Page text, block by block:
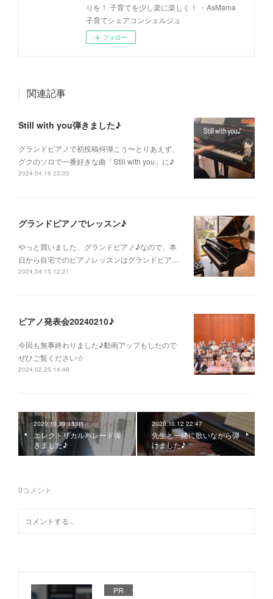
りを！ 子育てを少し楽に楽しく！ ・AsMama
子育てシェアコンシェルジュ
フォロー
関連記事
Still with you弾きました♪
グランドピアノで初投稿何弾こう〜とりあえず、
グクのソロで一番好きな曲「Still with you」に♪
2024.04.16 23:03
グランドピアノでレッスン♪
やっと買いました、グランドピアノ♪なので、本
日から自宅でのピアノレッスンはグランドピア…
2024.04.15 12:21
ピアノ発表会20240210♪
今回も無事終わりました♪動画アップもしたので
ぜひご覧ください☆
2024.02.25 14:48
2020.10.30 15:01
エレクトリカルパレード弾
きました♪
2020.10.12 22:47
先生と一緒に歌いながら弾
けました♪
0コメント
PR